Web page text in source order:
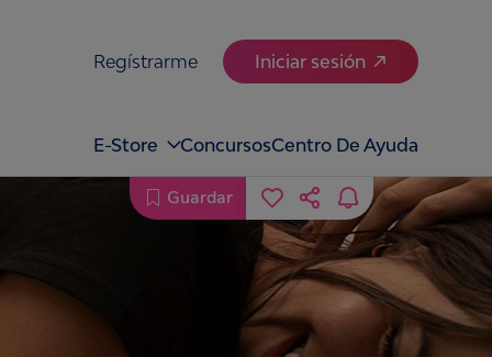
Regístrarme Iniciar sesión
E-Store ConcursosCentro De Ayuda
Guardar